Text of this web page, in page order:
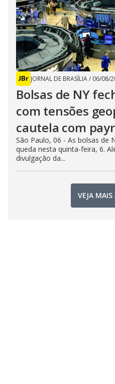
JORNAL DE BRASÍLIA/ 06/08/
Bolsas de NY
com tensões
cautela com
São Paulo, 06 - As bolsas de
queda nesta quinta-feira, 6.
divulgação da...
VEJA